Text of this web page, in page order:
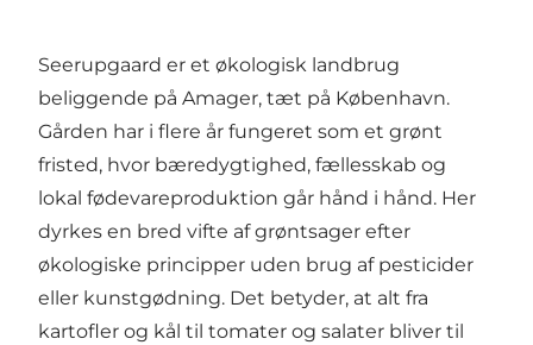
Seerupgaard er et økologisk landbrug
beliggende på Amager, tæt på København.
Gården har i flere år fungeret som et grønt
fristed, hvor bæredygtighed, fællesskab og
lokal fødevareproduktion går hånd i hånd. Her
dyrkes en bred vifte af grøntsager efter
økologiske principper uden brug af pesticider
eller kunstgødning. Det betyder, at alt fra
kartofler og kål til tomater og salater bliver til